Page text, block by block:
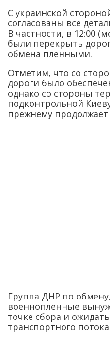
С украинской
согласованы все
В частности, в 12:00
были перекрыть
обмена пленными.
Отметим, что со
дороги было
однако со стороны
подконтрольной
прежнему
Группа ДНР по
военнопленные
точке сбора и
транспортного потока.